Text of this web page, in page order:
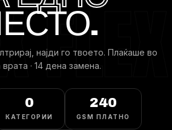
најди го твоето. Плаќаше во
· 14 дена замена.
0
КАТЕГОРИИ
240
GSM ПЛАТНО